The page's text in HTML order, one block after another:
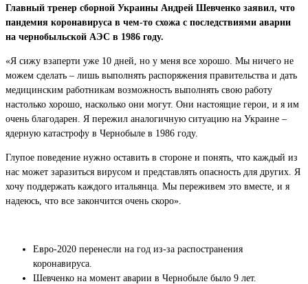
Главный тренер сборной Украины Андрей Шевченко заявил, что
пандемия коронавируса в чем-то схожа с последствиями аварии
на чернобыльской АЭС в 1986 году.
«Я сижу взаперти уже 10 дней, но у меня все хорошо. Мы ничего не
можем сделать – лишь выполнять распоряжения правительства и дать
медицинским работникам возможность выполнять свою работу
настолько хорошо, насколько они могут. Они настоящие герои, и я им
очень благодарен. Я пережил аналогичную ситуацию на Украине –
ядерную катастрофу в Чернобыле в 1986 году.
Глупое поведение нужно оставить в стороне и понять, что каждый из
нас может заразиться вирусом и представлять опасность для других. Я
хочу поддержать каждого итальянца. Мы переживем это вместе, и я
надеюсь, что все закончится очень скоро».
Евро-2020 перенесли на год из-за распостранения
коронавируса.
Шевченко на момент аварии в Чернобыле было 9 лет.